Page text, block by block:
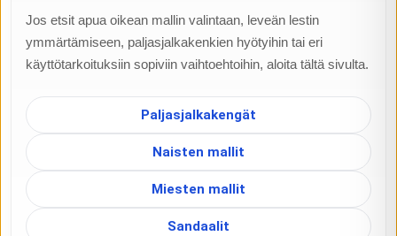
Jos etsit apua oikean mallin valintaan, leveän lestin
ymmärtämiseen, paljasjalkakenkien hyötyihin tai eri
käyttötarkoituksiin sopiviin vaihtoehtoihin, aloita tältä sivulta.
Paljasjalkakengät
Naisten mallit
Miesten mallit
Sandaalit